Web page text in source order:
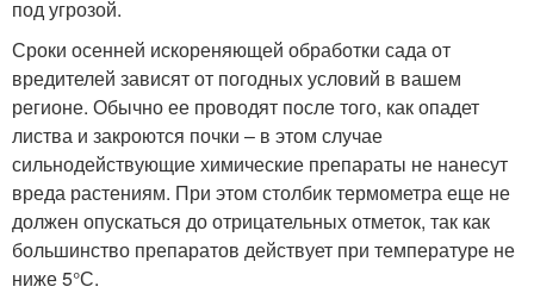
под угрозой.
Сроки осенней искореняющей обработки сада от
вредителей зависят от погодных условий в вашем
регионе. Обычно ее проводят после того, как опадет
листва и закроются почки – в этом случае
сильнодействующие химические препараты не нанесут
вреда растениям. При этом столбик термометра еще не
должен опускаться до отрицательных отметок, так как
большинство препаратов действует при температуре не
ниже 5°С.